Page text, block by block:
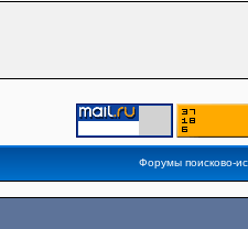
Форумы поисково-